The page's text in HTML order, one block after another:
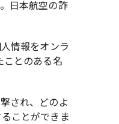
日本航空の詐
情報をオンラ
ことのある名
され、どのよ
ことができま